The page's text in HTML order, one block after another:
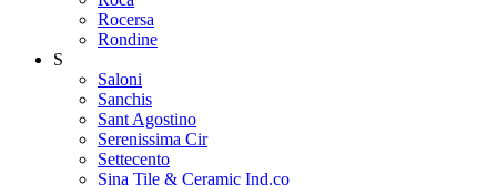
Rocersa
Rondine
S
Saloni
Sanchis
Sant Agostino
Serenissima Cir
Settecento
Sina Tile & Ceramic Ind.co